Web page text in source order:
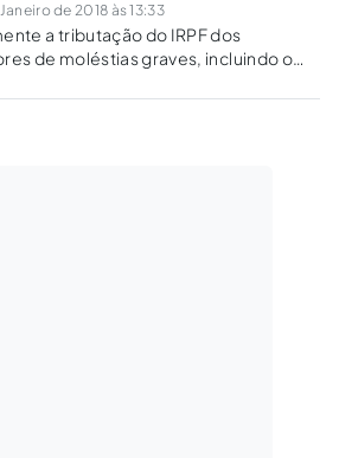
de 2018 às 13:33
a tributação do IRPF dos
de moléstias graves, incluindo o